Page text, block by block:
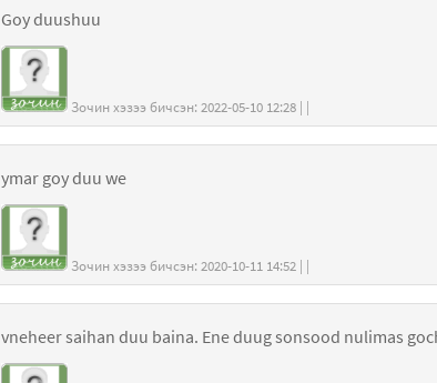
Goy duushuu
Зочин хэзээ бичсэн: 2022-05-10 12:28 | |
ymar goy duu we
Зочин хэзээ бичсэн: 2020-10-11 14:52 | |
vneheer saihan duu baina. Ene duug sonsood nulimas